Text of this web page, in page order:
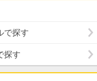
で探す
探す